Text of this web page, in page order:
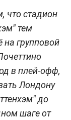
что стадион
тем
на групповой
в плей-офф,
Лондону
до
шаге от